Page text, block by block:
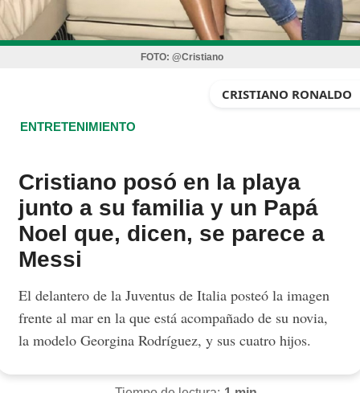
FOTO: @Cristiano
CRISTIANO RONALDO
ENTRETENIMIENTO
Cristiano posó en la playa
junto a su familia y un Papá
Noel que, dicen, se parece a
Messi
El delantero de la Juventus de Italia posteó la imagen
frente al mar en la que está acompañado de su novia,
la modelo Georgina Rodríguez, y sus cuatro hijos.